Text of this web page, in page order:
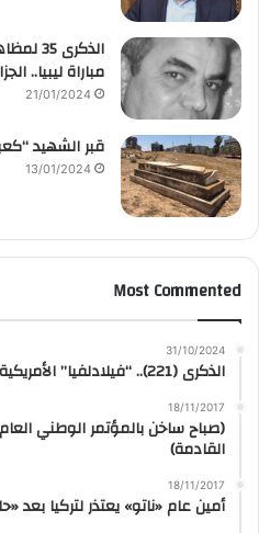
مباراة ليبيا..
21/01/2024
قبر الشهيد
13/01/2024
Most Commented
31/10/2024
الذكرى (221).. “فيلادلفيا” الأمريكية في أسر البحارة الطرابلسيين
18/11/2017
(صباح ساخن بالمؤتمر الوطني
القادمة)
18/11/2017
أمين عام «ناتو» يعتذر لتركيا بعد